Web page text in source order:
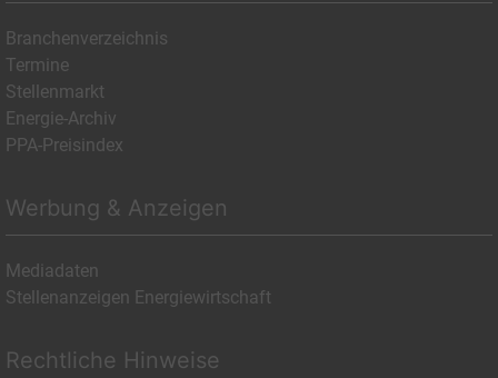
Branchenverzeichnis
Termine
Stellenmarkt
Energie-Archiv
PPA-Preisindex
Werbung & Anzeigen
Mediadaten
Stellenanzeigen Energiewirtschaft
Rechtliche Hinweise